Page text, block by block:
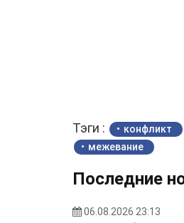
Тэги : конфликт
межевание
Последние
06.08.2026 23:13